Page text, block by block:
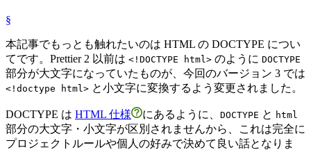
§
本記事でもっとも触れたいのは HTML の DOCTYPE につい
てです。Prettier 2 以前は <!DOCTYPE html> のように DOCTYPE
部分が大文字になっていたものが、今回のバージョン 3 では
<!doctype html> と小文字に変換するよう変更されました。
DOCTYPE は HTML 仕様 にあるように、 DOCTYPE と html
部分の大文字・小文字が区別されませんから、これは完全に
プロジェクトルールや個人の好みで決めて良い話となりま